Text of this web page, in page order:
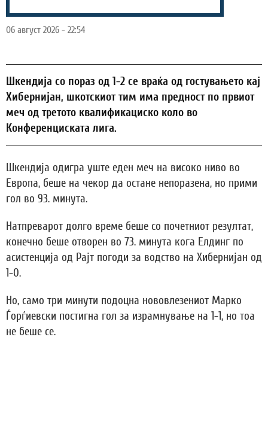
06 август 2026 - 22:54
Шкендија со пораз од 1-2 се враќа од гостувањето кај
Хибернијан, шкотскиот тим има предност по првиот
меч од третото квалификациско коло во
Конференциската лига.
Шкендија одигра уште еден меч на високо ниво во
Европа, беше на чекор да остане непоразена, но прими
гол во 93. минута.
Натпреварот долго време беше со почетниот резултат,
конечно беше отворен во 73. минута кога Елдинг по
асистенција од Рајт погоди за водство на Хибернијан од
1-0.
Но, само три минути подоцна нововлезениот Марко
Ѓорѓиевски постигна гол за израмнување на 1-1, но тоа
не беше се.